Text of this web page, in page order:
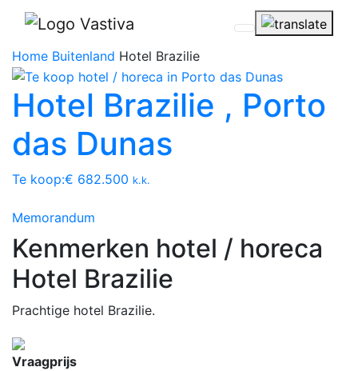
Home Buitenland Hotel Brazilie
Hotel Brazilie , Porto
das Dunas
Te koop:€ 682.500 k.k.
Memorandum
Kenmerken hotel / horeca
Hotel Brazilie
Prachtige hotel Brazilie.
Vraagprijs